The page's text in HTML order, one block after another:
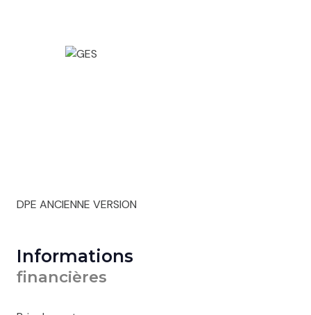
DPE ANCIENNE VERSION
Informations
financières